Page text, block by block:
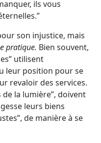
ils vous
son injustice, mais
pratique. Bien souvent,
utilisent
leur position pour se
revaloir des services.
de la lumière”, doivent
leurs biens
de manière à se